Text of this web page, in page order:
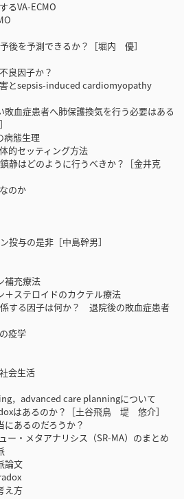
VA-ECMO
を予測できるか？［堀内 優］
因子か？
sepsis-induced cardiomyopathy
血症患者へ肺保護換気を行う必要はある
態生理
セッティング方法
はどのように行うべきか？［金井克
のか
与の是非［中島幹男］
充療法
テロイドのカクテル療法
する因子は何か？ 退院後の敗血症患者
疫学
会生活
advanced care planningについて
はあるのか？［土谷飛鳥 堤 悠介］
るのだろうか？
メタアナリシス（SR-MA）のまとめ
文
方